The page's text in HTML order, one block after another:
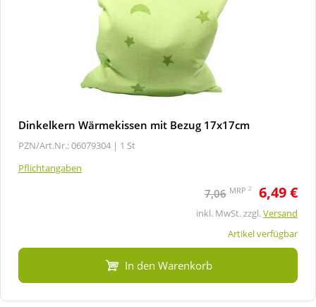
Dinkelkern Wärmekissen mit Bezug 17x17cm
PZN/Art.Nr.: 06079304 | 1 St
Pflichtangaben
7,06 MRP 2 6,49 €
inkl. MwSt. zzgl.Versand
Artikel verfügbar
In den Warenkorb